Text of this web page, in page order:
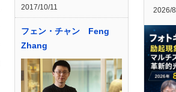
2017/10/11
フェン・チャン Feng
Zhang
2026/